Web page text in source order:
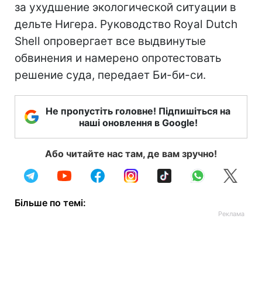
за ухудшение экологической ситуации в
дельте Нигера. Руководство Royal Dutch
Shell опровергает все выдвинутые
обвинения и намерено опротестовать
решение суда, передает Би-би-си.
Не пропустіть головне! Підпишіться на
наші оновлення в Google!
Або читайте нас там, де вам зручно!
Більше по темі: